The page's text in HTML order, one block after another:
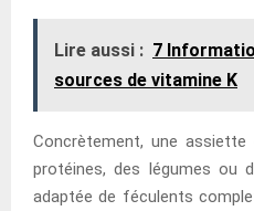
Lire aussi : 7
sources de vitamine K
Concrètement, une
protéines, des légumes ou
adaptée de féculents